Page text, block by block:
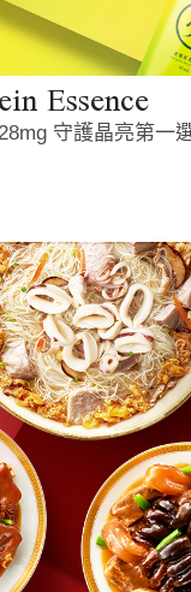
Essence
守護晶亮第一